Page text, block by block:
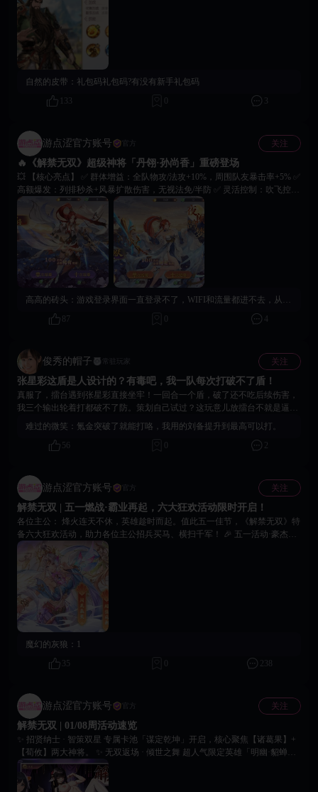
【武圣心得征集】 诚邀各位主公分享关羽培养攻略、阵容搭配，小编将从评
论区中抽取 3 位主公，送出独家专属「解禁无双资源补给包」！ ⏰ 活动倒
计时开启中，让武圣关羽为你横扫千军，问鼎三国霸业！
自然的皮带： 礼包码礼包码?有没有新手礼包码
游点涩官方账号 官方 关注
🔥《解禁无双》超级神将「丹翎·孙尚香」重磅登场
💥 【核心亮点】 ✅ 群体增益：全队物攻/法攻+10%，周围队友暴击率+5% ✅
高额爆发：列排秒杀+风暴扩散伤害，无视法免/半防 ✅ 灵活控制：吹飞控场
+封怒压制，非支配控一键清除 🎁【更多活动】 ➊ 专属幻武「枭姬烈弩」：
开局回怒+暴击伤害拉满，单挑全场生效 ➋ 传说皮肤「夜阑鹄梦」：朱红马
尾+流光裙摆，颜值收藏双在线 ⏰七日限时专属活动，即刻登录《解禁无
双》，执掌箭神之威，开启全新征伐传奇！
高高的砖头： 游戏登录界面一直登录不了，WIFI和流量都进不去，从新下载游戏也进不去
87
4
俊秀的帽子 常驻玩家 关注
张星彩这盾是人设计的？有毒吧，我一队每次打破不了盾！
真服了，擂台遇到张星彩直接坐牢！一回合一个盾，破了还不吃后续伤害，
我三个输出轮着打都破不了防。策划自己试过？这玩意儿放擂台不就是逼人
氪金？
难过的微笑： 氪金突破了就能打咯，我用的刘备提升到最高可以打。
56
2
游点涩官方账号 官方 关注
解禁无双 | 五一燃战·霸业再起，六大狂欢活动限时开启！
各位主公： 烽火连天不休，英雄趁时而起。值此五一佳节，《解禁无双》特
备六大狂欢活动，助力各位主公招兵买马、横扫千军！ 🎉 五一活动·豪杰必
看 🔥 活动副本 | 限时破关 活动期间，挑战专属副本，通关即有概率掉落稀
有道具。 💎 充值返钻｜十倍犒赏 军需告急？主公莫慌！活动期间充值，立
享十倍钻石返还。 ⚡ 限时双倍 | 收益掉落 兵贵神速，粮草先行。关卡掉落、
体力购买等统统翻倍。 🎁 特惠礼包｜惊喜开箱 五一限定超值礼包，内含稀
有将魂、进阶石、元宝等养成资源。 📅 七日连登 | 天天惊喜 每日登录签到
即可领取五一专属奖励，七日满签更有神秘神将碎片！ 🎊 五一嘉年华｜赢
取限定好礼 完成五一专属任务（如攻城次数、招募武将等），即可兑换活动
记使用【18game51kl】前往游戏内领取礼包。愿你在解禁无双的三国世界
里，收尽天下英雄，打遍九州无敌，坐拥江山美人。祝各位主公假期愉快，
魔幻的灰狼： 1
35
0 238
游点涩官方账号 官方 关注
解禁无双 | 01/08周活动速览
✨ 招贤纳士 · 智策双星 专属卡池「谋定乾坤」开启，核心聚焦【诸葛果】+
【荀攸】两大神将。 ✨ 无双返场 · 倾世之舞 超人气限定英雄「明幽·貂蝉」
再度降临！ ✨ 限时活动 · 神器归墟 「神州秘宝」限时开启，起源级神器
【昊天塔】再度返场。 智将临阵，神兵归墟，战场因你而变。即刻登录《解